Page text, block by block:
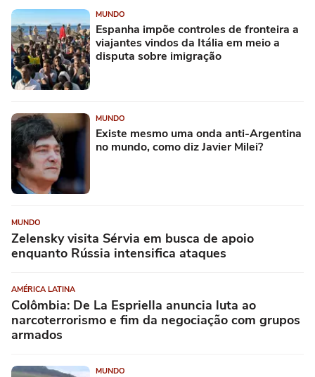
MUNDO
Espanha impõe controles de fronteira a
viajantes vindos da Itália em meio a
disputa sobre imigração
MUNDO
Existe mesmo uma onda anti-Argentina
no mundo, como diz Javier Milei?
MUNDO
Zelensky visita Sérvia em busca de apoio
enquanto Rússia intensifica ataques
AMÉRICA LATINA
Colômbia: De La Espriella anuncia luta ao
narcoterrorismo e fim da negociação com grupos
armados
MUNDO